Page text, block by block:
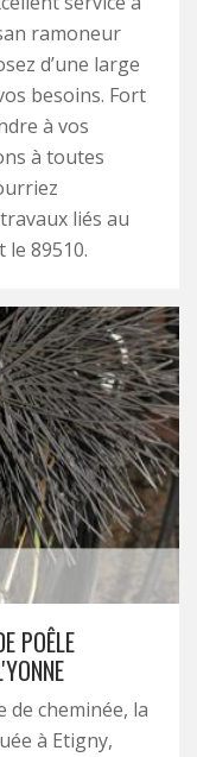
ramoneur
d’une large
besoins. Fort
à vos
à toutes
liés au
89510.
POÊLE
de cheminée, la
à Etigny,